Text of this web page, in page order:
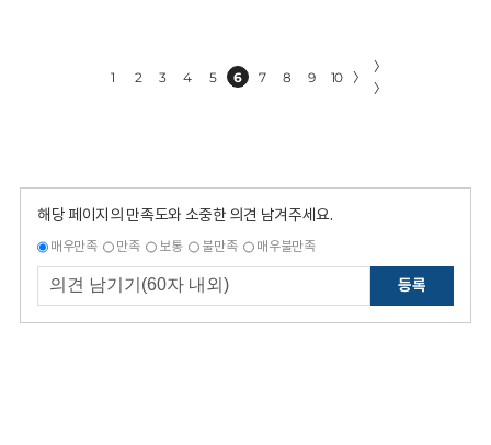
1 2 3 4 5 6 7 8 9 10 〉
〉
〉
해당 페이지의 만족도와 소중한 의견 남겨주세요.
매우만족 만족 보통 불만족 매우불만족
등록